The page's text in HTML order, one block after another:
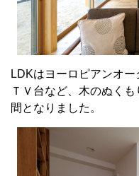
LDKはヨーロピアンオー
ＴＶ台など、木のぬく
間となりました。